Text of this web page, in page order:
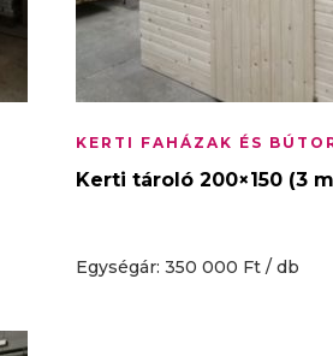
KERTI FAHÁZAK ÉS
Kerti tároló 200×150 (3
Egységár: 350 000 Ft / db